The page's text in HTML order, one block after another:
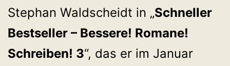
Stephan Waldscheidt in „Schneller
Bestseller – Bessere! Romane!
Schreiben! 3“, das er im Januar